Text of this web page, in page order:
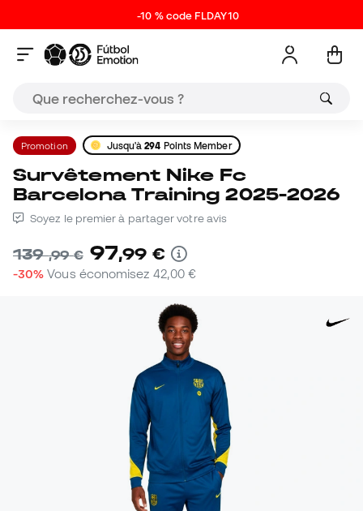
-10 % code FLDAY10
Promotion Jusqu'à294 Points Member
Survêtement Nike Fc
Barcelona Training 2025-2026
Soyez le premier à partager votre avis
139,99 € 97,99 €
-30% Vous économisez 42,00 €